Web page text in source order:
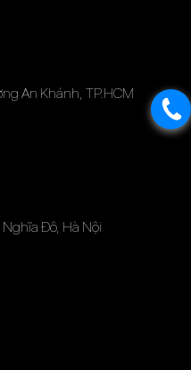
An Khánh, TP.HCM
Đô, Hà Nội